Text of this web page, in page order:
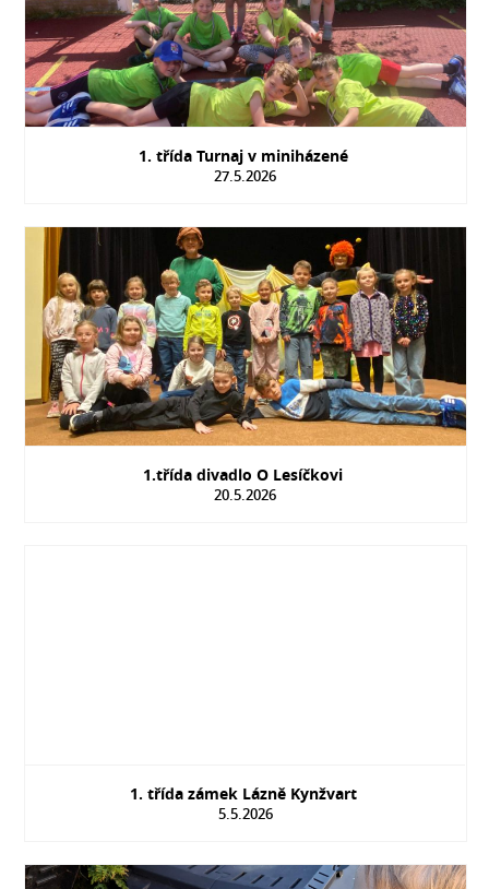
1. třída Turnaj v miniházené
27.5.2026
1.třída divadlo O Lesíčkovi
20.5.2026
1. třída zámek Lázně Kynžvart
5.5.2026